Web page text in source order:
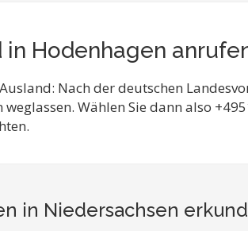
Hodenhagen
Nach der deutschen
Wählen Sie dann also
in Niedersachsen